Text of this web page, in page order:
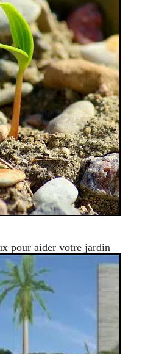
pour aider votre jardin